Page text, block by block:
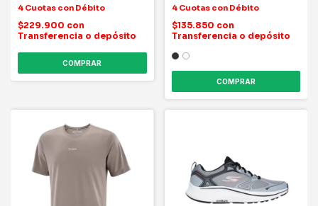
$229.900 con
Transferencia o depósito
COMPRAR
$135.850 con
Transferencia o depósito
COMPRAR